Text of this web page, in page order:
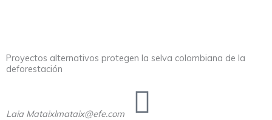
Proyectos alternativos protegen la selva colombiana de la
deforestación
Laia Mataixlmataix@efe.com